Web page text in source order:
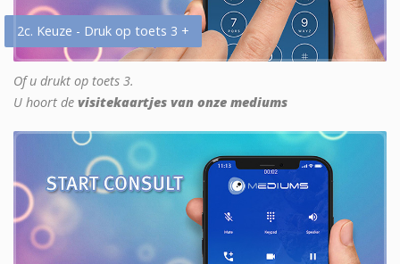
2c. Keuze - Druk op toets 3 +
Of u drukt op toets 3.
U hoort de visitekaartjes van onze mediums